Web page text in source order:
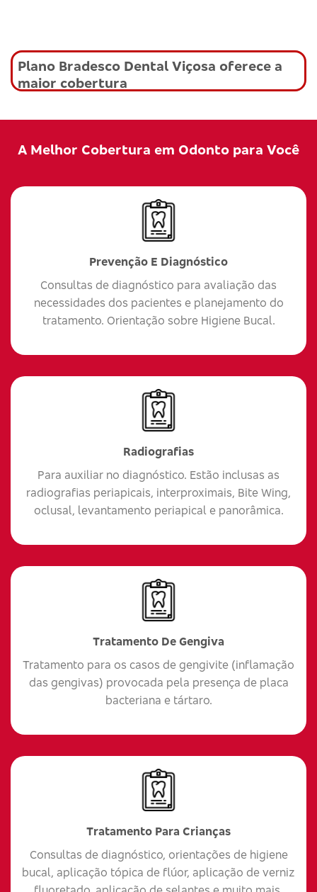
Plano Bradesco Dental Viçosa oferece a
maior cobertura
A Melhor Cobertura em Odonto para Você
Prevenção E Diagnóstico
Consultas de diagnóstico para avaliação das
necessidades dos pacientes e planejamento do
tratamento. Orientação sobre Higiene Bucal.
Radiografias
Para auxiliar no diagnóstico. Estão inclusas as
radiografias periapicais, interproximais, Bite Wing,
oclusal, levantamento periapical e panorâmica.
Tratamento De Gengiva
Tratamento para os casos de gengivite (inflamação
das gengivas) provocada pela presença de placa
bacteriana e tártaro.
Tratamento Para Crianças
Consultas de diagnóstico, orientações de higiene
bucal, aplicação tópica de flúor, aplicação de verniz